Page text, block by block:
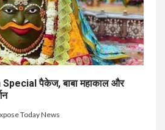
पैकेज, बाबा महाकाल और
Today News